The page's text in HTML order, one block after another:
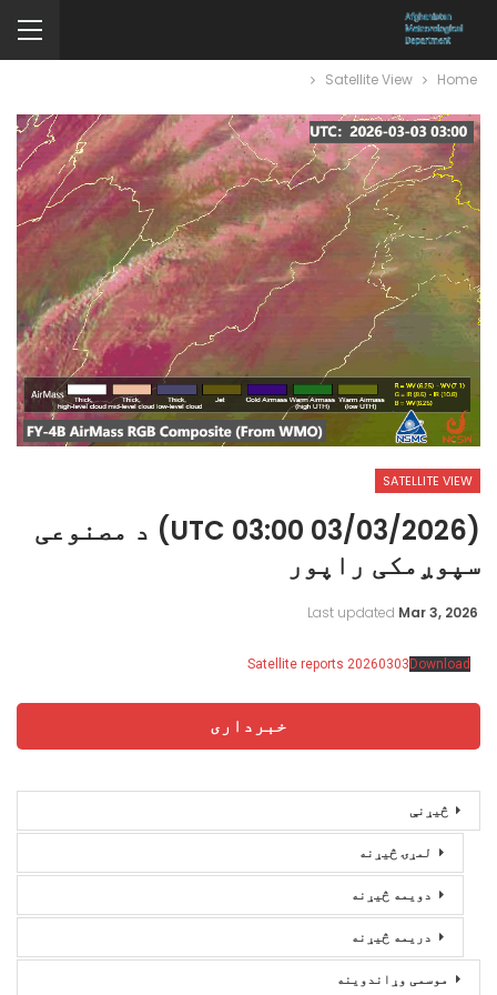
Home
Satellite View
SATELLITE VIEW
(03/03/2026 03:00 UTC) د مصنوعی
سپوږمکی راپور
Last updated Mar 3, 2026
Satellite reports 20260303Download
خبرداری
څیړنې
لمړۍ څیړنه
دویمه څیړنه
دریمه څیړنه
موسمی وړاندوینه